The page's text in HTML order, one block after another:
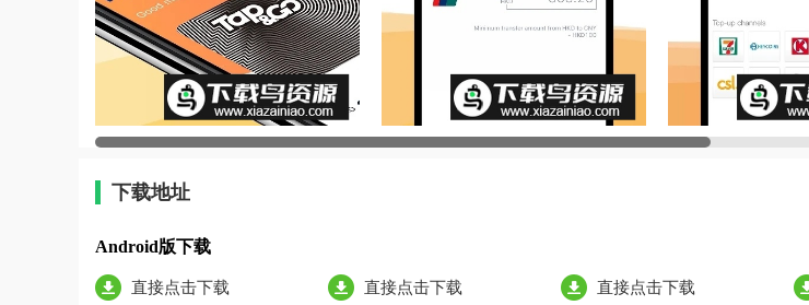
下载地址
Android版下载
直接点击下载 直接点击下载 直接点击下载